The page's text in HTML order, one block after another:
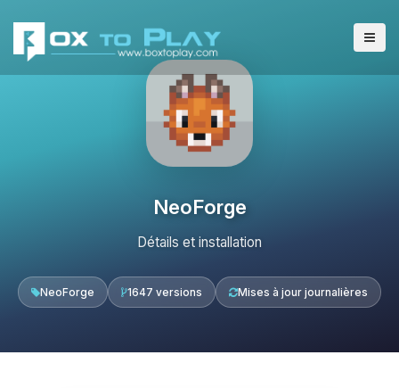
NeoForge
Détails et installation
NeoForge 1647 versions Mises à jour journalières